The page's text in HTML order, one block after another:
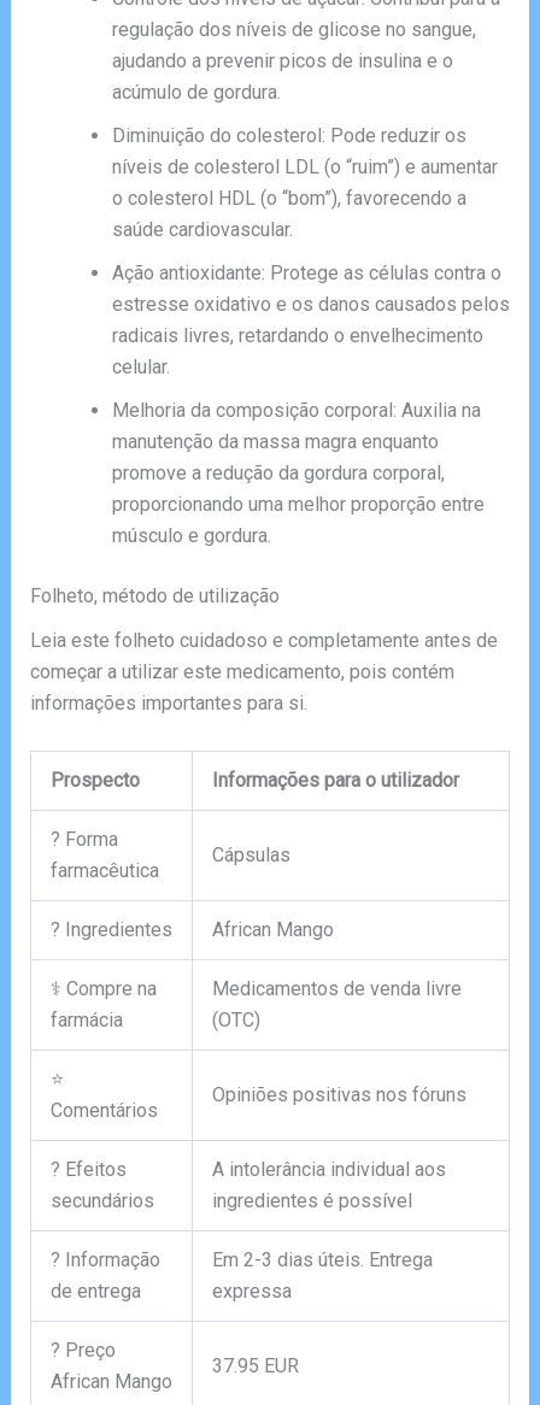
regulação dos níveis de glicose no sangue,
ajudando a prevenir picos de insulina e o
acúmulo de gordura.
Diminuição do colesterol: Pode reduzir os
níveis de colesterol LDL (o “ruim”) e aumentar
o colesterol HDL (o “bom”), favorecendo a
saúde cardiovascular.
Ação antioxidante: Protege as células contra o
estresse oxidativo e os danos causados pelos
radicais livres, retardando o envelhecimento
celular.
Melhoria da composição corporal: Auxilia na
manutenção da massa magra enquanto
promove a redução da gordura corporal,
proporcionando uma melhor proporção entre
músculo e gordura.
Folheto, método de utilização
Leia este folheto cuidadoso e completamente antes de
começar a utilizar este medicamento, pois contém
informações importantes para si.
Prospecto Informações para o utilizador
? Forma
farmacêutica
Cápsulas
? Ingredientes African Mango
⚕️ Compre na
farmácia
Medicamentos de venda livre
(OTC)
⭐
Comentários
Opiniões positivas nos fóruns
? Efeitos
secundários
A intolerância individual aos
ingredientes é possível
? Informação
de entrega
Em 2-3 dias úteis. Entrega
expressa
? Preço
African Mango
37.95 EUR